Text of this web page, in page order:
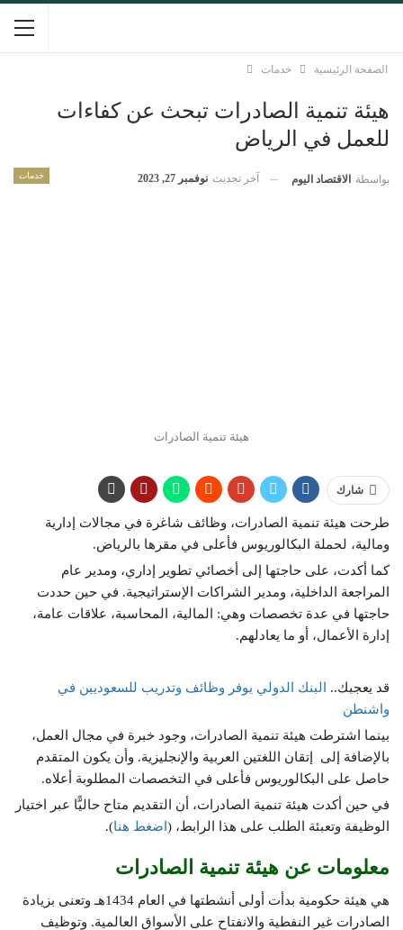
الصفحة الرئيسية خدمات
هيئة تنمية الصادرات تبحث عن كفاءات
للعمل في الرياض
خدمات بواسطة الاقتصاد اليوم آخر تحديث نوفمبر 27, 2023
هيئة تنمية الصادرات
شارك
طرحت هيئة تنمية الصادرات، وظائف شاغرة في مجالات إدارية
ومالية، لحملة البكالوريوس فأعلى في مقرها بالرياض.
كما أكدت، على حاجتها إلى أخصائي تطوير إداري، ومدير عام
المراجعة الداخلية، ومدير الشراكات الإستراتيجية. في حين حددت
حاجتها في عدة تخصصات وهي: المالية، المحاسبة، علاقات عامة،
إدارة الأعمال، أو ما يعادلهم.
قد يعجبك..
البنك الدولي يوفر وظائف وتدريب للسعوديين في
واشنطن
بينما اشترطت هيئة تنمية الصادرات، وجود خبرة في مجال العمل،
بالإضافة إلى إتقان اللغتين العربية والإنجليزية. وأن يكون المتقدم
حاصل على البكالوريوس فأعلى في التخصصات المطلوبة أعلاه.
في حين أكدت هيئة تنمية الصادرات، أن التقديم متاح حاليًّا عبر اختيار
الوظيفة وتعبئة الطلب على هذا الرابط، ( اضغط هنا).
معلومات عن هيئة تنمية الصادرات
هي هيئة حكومية بدأت أولى أنشطتها في العام 1434هـ وتعنى بزيادة
الصادرات غير النفطية والانفتاح على الأسواق العالمية. وتوظيف